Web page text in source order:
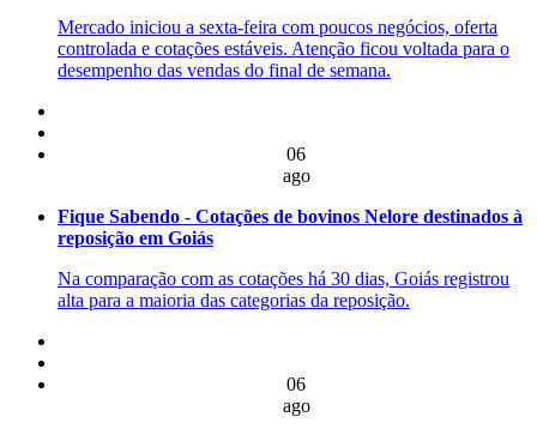
Mercado iniciou a sexta-feira com poucos negócios, oferta
controlada e cotações estáveis. Atenção ficou voltada para o
desempenho das vendas do final de semana.
06
ago
Fique Sabendo - Cotações de bovinos Nelore destinados à
reposição em Goiás
Na comparação com as cotações há 30 dias, Goiás registrou
alta para a maioria das categorias da reposição.
06
ago